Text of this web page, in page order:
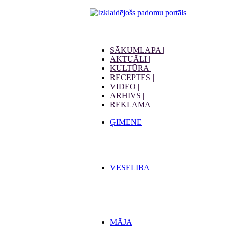
SĀKUMLAPA |
AKTUĀLI |
KULTŪRA |
RECEPTES |
VIDEO |
ARHĪVS |
REKLĀMA
ĢIMENE
VESELĪBA
MĀJA